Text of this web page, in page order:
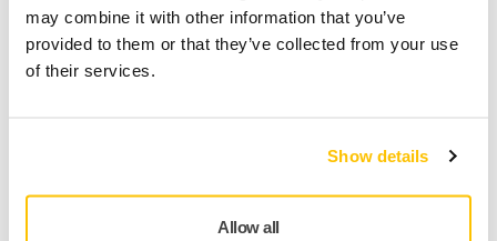
may combine it with other information that you’ve
provided to them or that they’ve collected from your use
of their services.
Show details
Allow all
Teknisk specifikation